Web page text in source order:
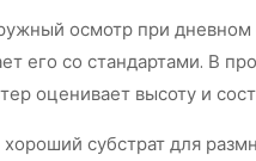
осмотр при
его со стандартами. В
оценивает высоту и
субстрат для